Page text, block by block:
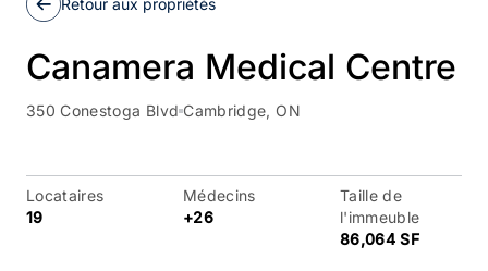
Retour aux propriétés
Canamera Medical Centre
350 Conestoga Blvd Cambridge, ON
Locataires
19
Médecins
+26
Taille de
l'immeuble
86,064 SF